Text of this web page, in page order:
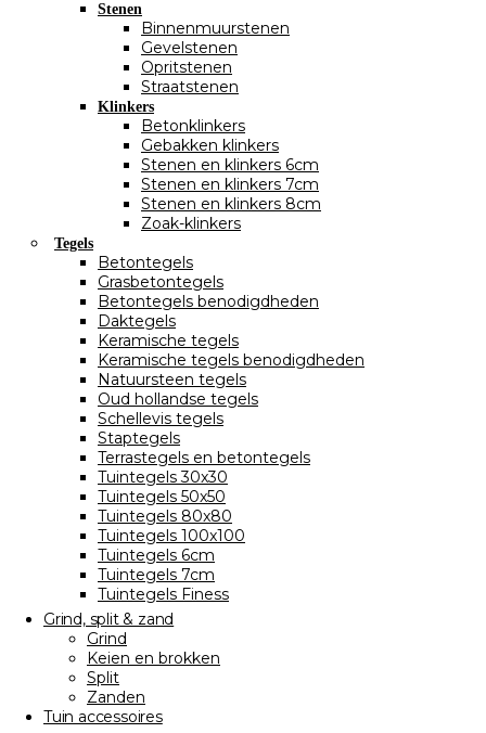
Stenen
Binnenmuurstenen
Gevelstenen
Opritstenen
Straatstenen
Klinkers
Betonklinkers
Gebakken klinkers
Stenen en klinkers 6cm
Stenen en klinkers 7cm
Stenen en klinkers 8cm
Zoak-klinkers
Tegels
Betontegels
Grasbetontegels
Betontegels benodigdheden
Daktegels
Keramische tegels
Keramische tegels benodigdheden
Natuursteen tegels
Oud hollandse tegels
Schellevis tegels
Staptegels
Terrastegels en betontegels
Tuintegels 30x30
Tuintegels 50x50
Tuintegels 80x80
Tuintegels 100x100
Tuintegels 6cm
Tuintegels 7cm
Tuintegels Finess
Grind, split & zand
Grind
Keien en brokken
Split
Zanden
Tuin accessoires